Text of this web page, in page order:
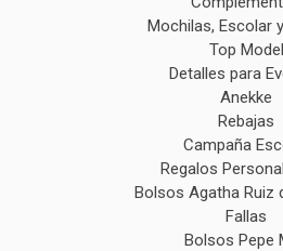
Mochilas, Escolar
Top Model
Detalles para
Anekke
Rebajas
Campaña
Regalos
Bolsos Agatha Ruiz
Fallas
Bolsos Pepe